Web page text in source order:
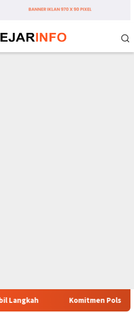
Tindak Tegas Peredaran